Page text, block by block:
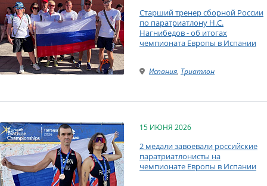
Старший тренер сборной России
по паратриатлону Н.С.
Нагнибедов - об итогах
чемпионата Европы в Испании
Испания, Триатлон
15 ИЮНЯ 2026
2 медали завоевали российские
паратриатлонисты на
чемпионате Европы в Испании